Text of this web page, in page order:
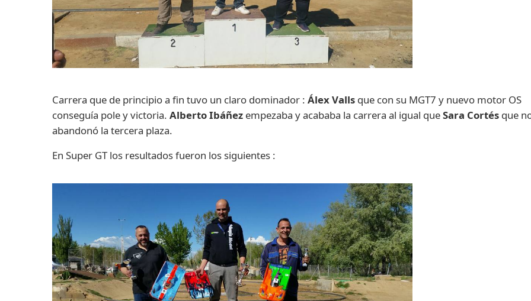
Carrera que de principio a fin tuvo un claro dominador : Álex Valls que con su MGT7 y nuevo motor OS
conseguía pole y victoria. Alberto Ibáñez empezaba y acababa la carrera al igual queSara Cortés que
abandonó la tercera plaza.
En Super GT los resultados fueron los siguientes :